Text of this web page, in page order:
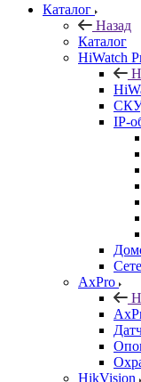
Каталог
Назад
Каталог
HiWatch
IP-
AxPro
HikVision